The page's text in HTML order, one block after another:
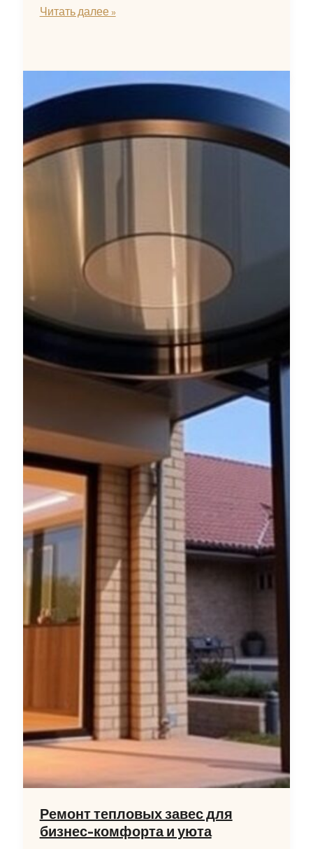
Бонусы
гид
выгодным
предложениям
Читать далее »
Ремонт тепловых завес для
бизнес-комфорта и уюта